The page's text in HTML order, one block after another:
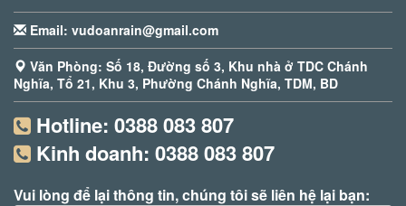
Email: vudoanrain@gmail.com
Văn Phòng: Số 18, Đường số 3, Khu nhà ở TDC Chánh
Nghĩa, Tổ 21, Khu 3, Phường Chánh Nghĩa, TDM, BD
Hotline: 0388 083 807
Kinh doanh: 0388 083 807
Vui lòng để lại thông tin, chúng tôi sẽ liên hệ lại bạn: